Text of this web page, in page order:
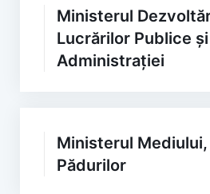
Ministerul
Lucrărilor Publice și
Administrației
Ministerul
Pădurilor